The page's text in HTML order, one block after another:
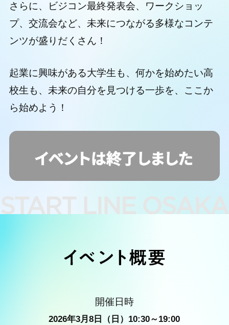
さらに、ビジコン最終発表会、ワークショッ
プ、交流会など、未来につながる多様なコンテ
ンツが盛りだくさん！
起業に興味がある大学生も、何かを始めたい高
校生も、未来の自分を見つける一歩を、ここか
ら始めよう！
開催日時
2026年3月8日（日）10:30～19:00